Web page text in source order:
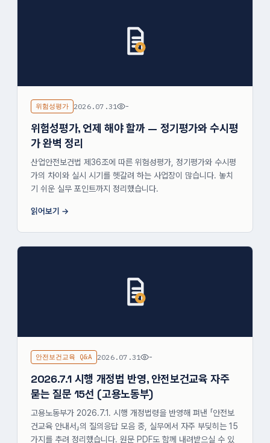
위험성평가 2026.07.31 -
위험성평가, 언제 해야 할까 — 정기평가와 수시평
가 완벽 정리
산업안전보건법 제36조에 따른 위험성평가, 정기평가와 수시평
가의 차이와 실시 시기를 헷갈려 하는 사업장이 많습니다. 놓치
기 쉬운 실무 포인트까지 정리했습니다.
읽어보기
안전보건교육 Q&A 2026.07.31 -
2026.7.1 시행 개정법 반영, 안전보건교육 자주
묻는 질문 15선 (고용노동부)
고용노동부가 2026.7.1. 시행 개정법령을 반영해 펴낸 「안전보
건교육 안내서」의 질의응답 모음 중, 실무에서 자주 부딪히는 15
가지를 추려 정리했습니다. 원문 PDF도 함께 내려받으실 수 있